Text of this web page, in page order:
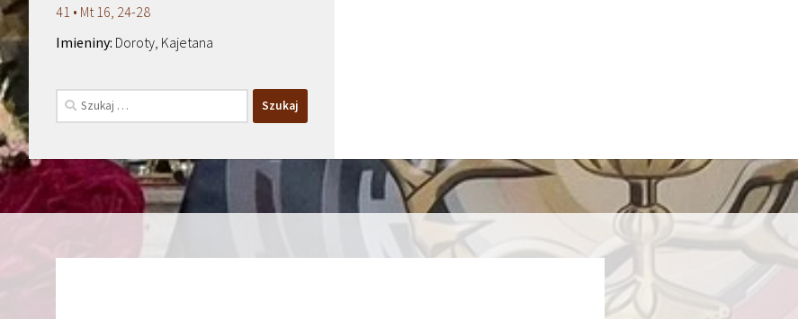
41 • Mt 16, 24-28
Doroty, Kajetana
Szukaj: